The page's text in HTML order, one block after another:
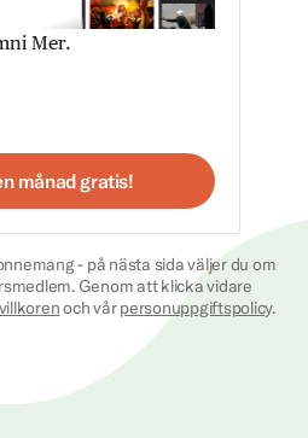
Mer.
månad gratis!
- på nästa sida väljer du om
Genom att klicka vidare
och vårpersonuppgiftspolicy.